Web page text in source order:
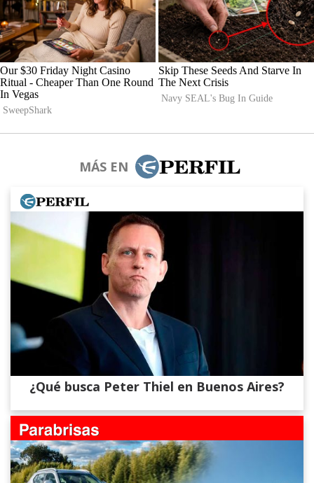
MÁS EN
¿Qué busca Peter Thiel en Buenos Aires?